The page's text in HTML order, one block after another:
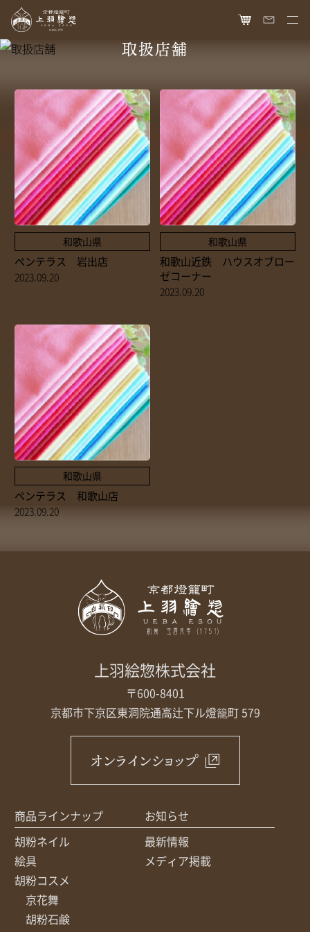
HOME
オンラインショップ
商品ラインナップ
胡粉ネイル
絵具
胡粉コスメ
京花舞
胡粉石鹸
瑞々
お知らせ
最新情報
メディア掲載
読み物
ねいる図案帖
日本画作品帖
白狐通信
上羽絵惣について
会社概要
想い
お問い合わせ
カタログ請求
サイト規約
サイトマップ
取扱店舗
和歌山県
ペンテラス 岩出店
2023.09.20
和歌山県
和歌山近鉄 ハウスオブロー
ゼコーナー
2023.09.20
和歌山県
ペンテラス 和歌山店
2023.09.20
上羽絵惣株式会社
〒600-8401
京都市下京区東洞院通高辻下ル燈籠町 579
オンラインショップ
商品ラインナップ
胡粉ネイル
絵具
胡粉コスメ
京花舞
胡粉石鹸
お知らせ
最新情報
メディア掲載